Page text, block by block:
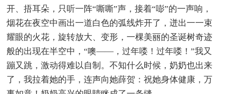
开、捂耳朵，只听一阵“嘶嘶”声，接着“嘭”的一声响，
烟花在夜空中画出一道白色的弧线炸开了，迸出一一束
耀眼的火花，旋转放大、变形，一棵美丽的圣诞树奇迹
般的出现在半空中，“噢——，过年喽！过年喽！”我又
蹦又跳，激动得难以自制。不知什么时候，奶奶也出来
了，我拉着她的手，连声向她薛贺：祝她身体健康，万